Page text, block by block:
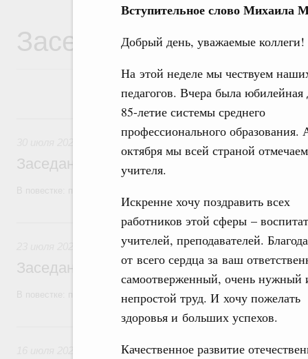
Вступительное слово Михаила
Добрый день, уважаемые коллеги!
На этой неделе мы чествуем
педагогов. Вчера была юбилейная
85-летие системы среднего
профессионального образования.
октября мы всей страной
учителя.
Искренне хочу поздравить всех
работников этой сферы –
учителей, преподавателей.
от всего сердца за ваш
самоотверженный, очень нужный
непростой труд. И хочу пожелать
здоровья и больших успехов.
Качественное развитие
Заседания
30 июля, четверг
Заседание Правительства (2026 год,
23 июля, четверг
Заседание Правительства (2026 год,
В повестке: проекты федеральных законов
16 июля, четверг